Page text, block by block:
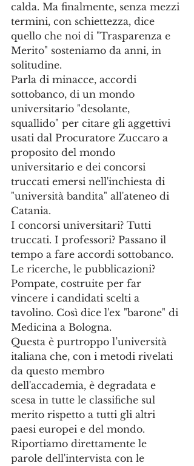
calda. Ma finalmente, senza mezzi
termini, con schiettezza, dice
quello che noi di "Trasparenza e
Merito" sosteniamo da anni, in
solitudine.
Parla di minacce, accordi
sottobanco, di un mondo
universitario "desolante,
squallido" per citare gli aggettivi
usati dal Procuratore Zuccaro a
proposito del mondo
universitario e dei concorsi
truccati emersi nell'inchiesta di
"università bandita" all'ateneo di
Catania.
I concorsi universitari? Tutti
truccati. I professori? Passano il
tempo a fare accordi sottobanco.
Le ricerche, le pubblicazioni?
Pompate, costruite per far
vincere i candidati scelti a
tavolino. Così dice l'ex "barone" di
Medicina a Bologna.
Questa è purtroppo l’università
italiana che, con i metodi rivelati
da questo membro
dell'accademia, è degradata e
scesa in tutte le classifiche sul
merito rispetto a tutti gli altri
paesi europei e del mondo.
Riportiamo direttamente le
parole dell'intervista con le